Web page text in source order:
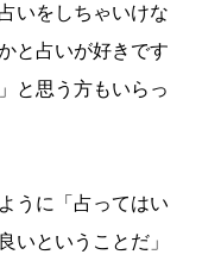
いをしちゃいけな
と占いが好きです
と思う方もいらっ
うに「占ってはい
いということだ」